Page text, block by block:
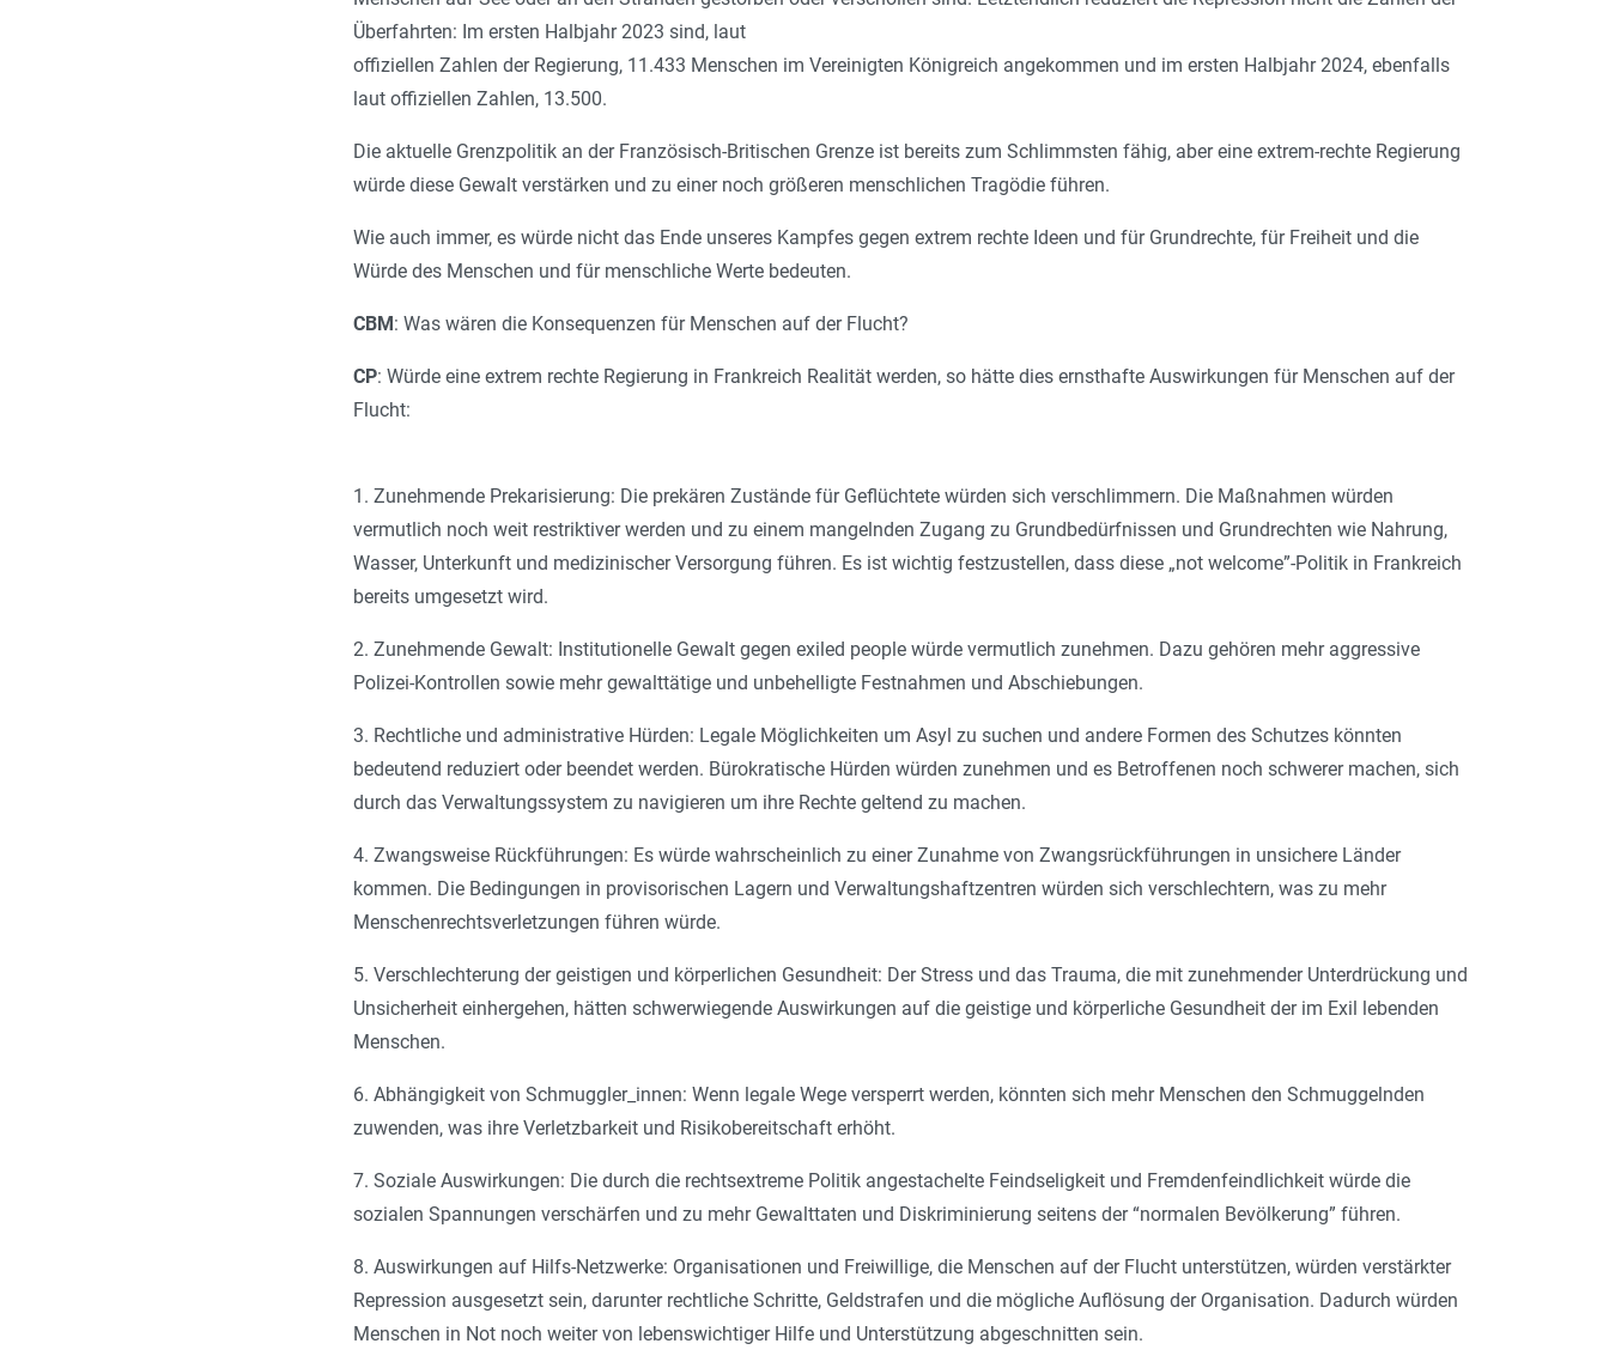
Überfahrten: Im ersten Halbjahr 2023 sind, laut
offiziellen Zahlen der Regierung, 11.433 Menschen im Vereinigten Königreich angekommen und im ersten Halbjahr 2024, ebenfalls
laut offiziellen Zahlen, 13.500.
Die aktuelle Grenzpolitik an der Französisch-Britischen Grenze ist bereits zum Schlimmsten fähig, aber eine extrem-rechte Regierung
würde diese Gewalt verstärken und zu einer noch größeren menschlichen Tragödie führen.
Wie auch immer, es würde nicht das Ende unseres Kampfes gegen extrem rechte Ideen und für Grundrechte, für Freiheit und die
Würde des Menschen und für menschliche Werte bedeuten.
CBM: Was wären die Konsequenzen für Menschen auf der Flucht?
CP: Würde eine extrem rechte Regierung in Frankreich Realität werden, so hätte dies ernsthafte Auswirkungen für Menschen auf der
Flucht:
1. Zunehmende Prekarisierung: Die prekären Zustände für Geflüchtete würden sich verschlimmern. Die Maßnahmen würden
vermutlich noch weit restriktiver werden und zu einem mangelnden Zugang zu Grundbedürfnissen und Grundrechten wie Nahrung,
Wasser, Unterkunft und medizinischer Versorgung führen. Es ist wichtig festzustellen, dass diese „not welcome”-Politik in Frankreich
bereits umgesetzt wird.
2. Zunehmende Gewalt: Institutionelle Gewalt gegen exiled people würde vermutlich zunehmen. Dazu gehören mehr aggressive
Polizei-Kontrollen sowie mehr gewalttätige und unbehelligte Festnahmen und Abschiebungen.
3. Rechtliche und administrative Hürden: Legale Möglichkeiten um Asyl zu suchen und andere Formen des Schutzes könnten
bedeutend reduziert oder beendet werden. Bürokratische Hürden würden zunehmen und es Betroffenen noch schwerer machen, sich
durch das Verwaltungssystem zu navigieren um ihre Rechte geltend zu machen.
4. Zwangsweise Rückführungen: Es würde wahrscheinlich zu einer Zunahme von Zwangsrückführungen in unsichere Länder
kommen. Die Bedingungen in provisorischen Lagern und Verwaltungshaftzentren würden sich verschlechtern, was zu mehr
Menschenrechtsverletzungen führen würde.
5. Verschlechterung der geistigen und körperlichen Gesundheit: Der Stress und das Trauma, die mit zunehmender Unterdrückung und
Unsicherheit einhergehen, hätten schwerwiegende Auswirkungen auf die geistige und körperliche Gesundheit der im Exil lebenden
Menschen.
6. Abhängigkeit von Schmuggler_innen: Wenn legale Wege versperrt werden, könnten sich mehr Menschen den Schmuggelnden
zuwenden, was ihre Verletzbarkeit und Risikobereitschaft erhöht.
7. Soziale Auswirkungen: Die durch die rechtsextreme Politik angestachelte Feindseligkeit und Fremdenfeindlichkeit würde die
sozialen Spannungen verschärfen und zu mehr Gewalttaten und Diskriminierung seitens der “normalen Bevölkerung” führen.
8. Auswirkungen auf Hilfs-Netzwerke: Organisationen und Freiwillige, die Menschen auf der Flucht unterstützen, würden verstärkter
Repression ausgesetzt sein, darunter rechtliche Schritte, Geldstrafen und die mögliche Auflösung der Organisation. Dadurch würden
Menschen in Not noch weiter von lebenswichtiger Hilfe und Unterstützung abgeschnitten sein.